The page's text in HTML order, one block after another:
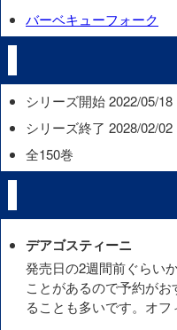
バーベキューフォーク
シリーズ開始 2022/05/18
シリーズ終了 2028/02/02
全150巻
デアゴスティーニ
発売日の2週間前ぐらい
ことがあるので予約が
ることも多いです。オフ